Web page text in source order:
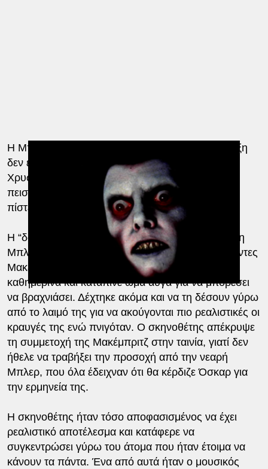
Η Μπλερ ήταν εξαιρετική στον ρόλο και η απόδειξη
δεν είναι μόνο οι υποψηφιότητες για Όσκαρ και
Χρυσή Σφαίρα, αλλά το γεγονός ότι ήταν τόσο
πειστική που δεχόταν απειλές επειδή ο κόσμος
πίστευε ότι είχε καταληφθεί από τον Διάολο.
Η “δαιμονισμένη” φωνή που ακούγεται να βγάζει η
Μπλερ δεν ήταν δικής αλλά της ηθοποιού Μερσέντες
Μακέμπριτζ, η οποία κάπνιζε δεκάδες τσιγάρα
καθημερινά και κατάπινε ωμά αυγά για να μπορέσει
να βραχνιάσει. Δέχτηκε ακόμα και να τη δέσουν γύρω
από το λαιμό της για να ακούγονται πιο ρεαλιστικές οι
κραυγές της ενώ πνιγόταν. Ο σκηνοθέτης απέκρυψε
τη συμμετοχή της Μακέμπριτζ στην ταινία, γιατί δεν
ήθελε να τραβήξει την προσοχή από την νεαρή
Μπλερ, που όλα έδειχναν ότι θα κέρδιζε Όσκαρ για
την ερμηνεία της.
Η σκηνοθέτης ήταν τόσο αποφασισμένος να έχει
ρεαλιστικό αποτέλεσμα και κατάφερε να
συγκεντρώσει γύρω του άτομα που ήταν έτοιμα να
κάνουν τα πάντα. Ένα από αυτά ήταν ο μουσικός